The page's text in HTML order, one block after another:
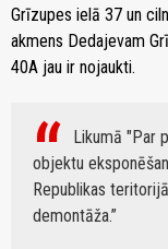
Grīzupes ielā 37 un
akmens Dedajevam
40A jau ir nojaukti.
Likumā "Par
objektu
Republikas
demontāža.